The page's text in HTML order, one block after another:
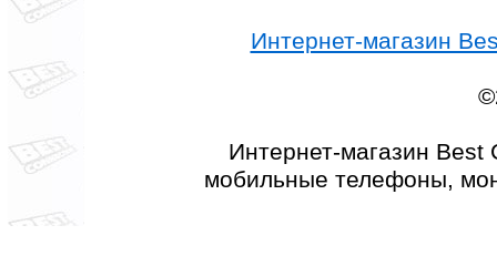
Интернет-магазин
Интернет-магазин Best
мобильные телефоны,